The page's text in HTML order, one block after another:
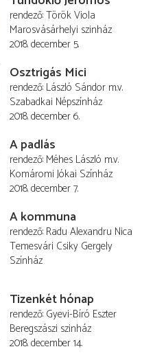
rendező Török Viola
Marosvásárhelyi szinház
2018. december 5.
Osztrigás Mici
rendező László Sándor m.v.
Szabadkai Népszínház
2018. december 6.
A padlás
rendező Méhes László m.v.
Komáromi Jókai Színház
2018. december 7.
A kommuna
rendező Radu Alexandru Nica
Temesvári Csiky Gergely
Színház
Tizenkét hónap
rendező Gyevi-Bíró Eszter
Beregszászi szinház
2018. december 14.